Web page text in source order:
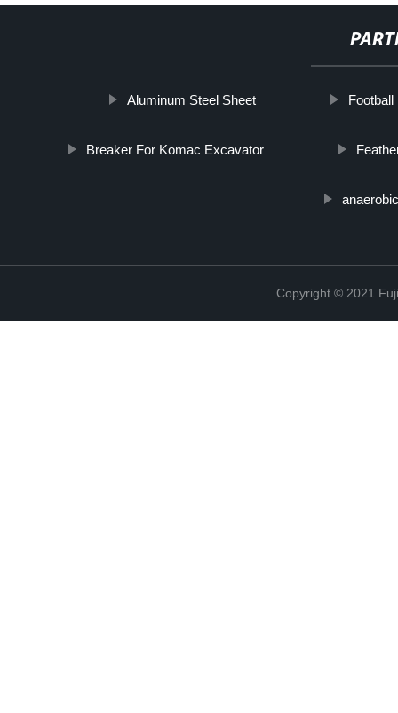
Aluminum Steel Sheet
Breaker For Komac Excavator
Copyright © 2021